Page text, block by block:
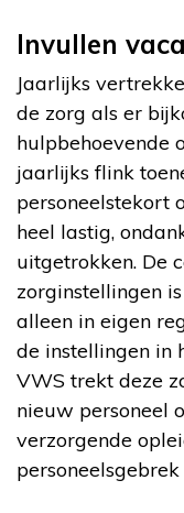
Invullen
Jaarlijks
de zorg als er
hulpbehoevende
jaarlijks flink
personeelstekort
heel lastig,
uitgetrokken. De
zorginstellingen
alleen in eigen
de instellingen in
VWS trekt deze
nieuw personeel
verzorgende